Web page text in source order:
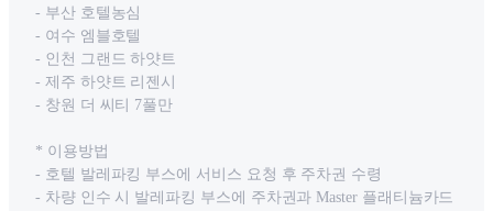
- 부산 호텔농심
- 여수 엠블호텔
- 인천 그랜드 하얏트
- 제주 하얏트 리젠시
- 창원 더 씨티 7풀만
* 이용방법
- 호텔 발레파킹 부스에 서비스 요청 후 주차권 수령
- 차량 인수 시 발레파킹 부스에 주차권과 Master 플래티늄카드